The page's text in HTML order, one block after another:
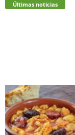
Últimas noticias